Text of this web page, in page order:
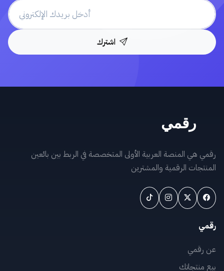
اشترك
رقمي هي المنصة العربية الأولى المتخصصة في الربط بين بائعين
المنتجات الرقمية والمشترين
رقمي
عن رقمي
بيع منتجاتك